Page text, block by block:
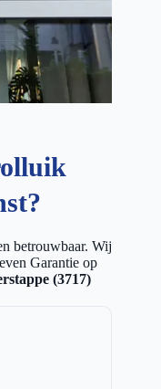
betrouwbaar. Wij
Garantie op
(3717)